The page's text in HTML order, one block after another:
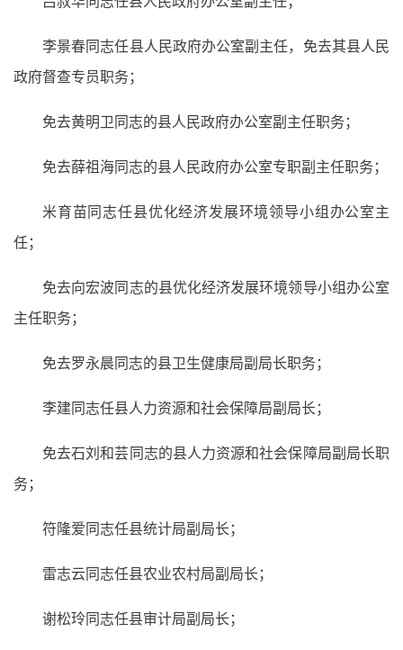
李景春同志任县人民政府办公室副主任，免去其县人民
政府督查专员职务；
免去黄明卫同志的县人民政府办公室副主任职务；
免去薛祖海同志的县人民政府办公室专职副主任职务；
米育苗同志任县优化经济发展环境领导小组办公室主
任；
免去向宏波同志的县优化经济发展环境领导小组办公室
主任职务；
免去罗永晨同志的县卫生健康局副局长职务；
李建同志任县人力资源和社会保障局副局长；
免去石刘和芸同志的县人力资源和社会保障局副局长职
务；
符隆爱同志任县统计局副局长；
雷志云同志任县农业农村局副局长；
谢松玲同志任县审计局副局长；